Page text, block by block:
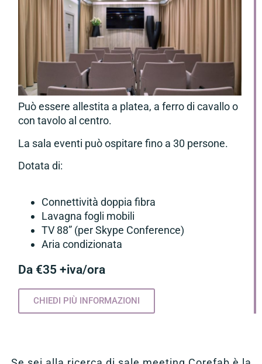
Può essere allestita a platea, a ferro di cavallo o
con tavolo al centro.
La sala eventi può ospitare fino a 30 persone.
Dotata di:
Connettività doppia fibra
Lavagna fogli mobili
TV 88” (per Skype Conference)
Aria condizionata
Da €35 +iva/ora
CHIEDI PIÙ INFORMAZIONI